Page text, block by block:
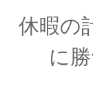
休暇の
に